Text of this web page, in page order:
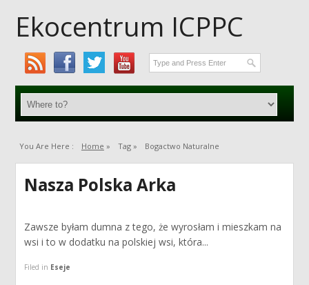
Ekocentrum ICPPC
You Are Here : Home » Tag » Bogactwo Naturalne
Nasza Polska Arka
Zawsze byłam dumna z tego, że wyrosłam i mieszkam na
wsi i to w dodatku na polskiej wsi, która...
Filed in Eseje